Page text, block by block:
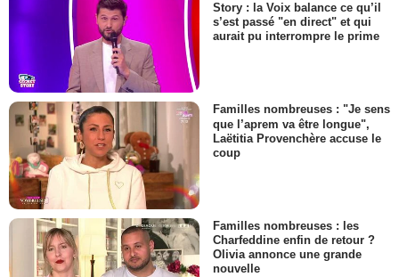
Story : la Voix balance ce qu’il
s’est passé "en direct" et qui
aurait pu interrompre le prime
Familles nombreuses : "Je sens
que l’aprem va être longue",
Laëtitia Provenchère accuse le
coup
Familles nombreuses : les
Charfeddine enfin de retour ?
Olivia annonce une grande
nouvelle